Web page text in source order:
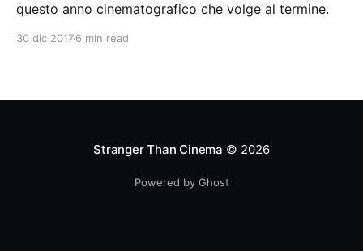
questo anno cinematografico che volge al termine.
30 dic 20176 min read
Stranger Than Cinema © 2026
Powered by Ghost